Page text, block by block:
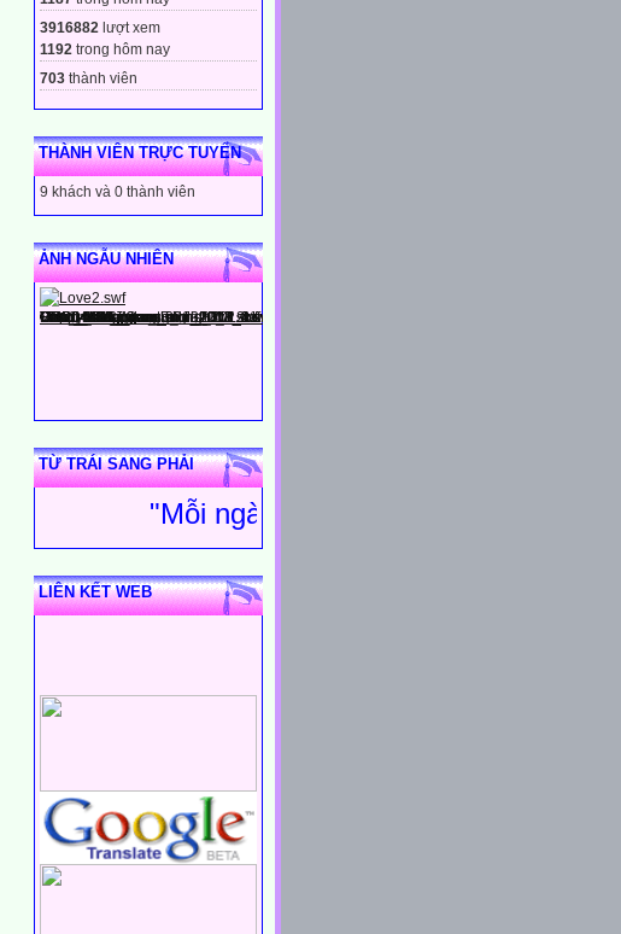
3916882 lượt xem
1192 trong hôm nay
703 thành viên
THÀNH VIÊN TRỰC TUYẾN
9 khách và 0 thành viên
ẢNH NGẪU NHIÊN
TỪ TRÁI SANG PHẢI
"Mỗi ngày đến trường là một
LIÊN KẾT WEB